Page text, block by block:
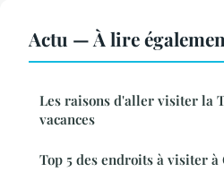
Actu — À lire
Les raisons d'aller visiter la
vacances
Top 5 des endroits à visiter à